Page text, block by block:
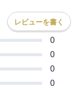
レビューを書く
0
0
0
0